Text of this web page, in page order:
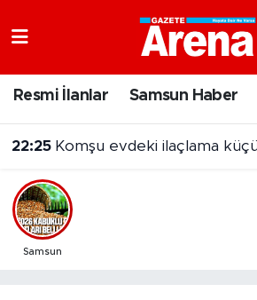
Resmi İlanlar Samsun Haber
22:25 Komşu evdeki ilaçlama küçük
Samsun
Samsun Namaz Vakitleri
Trafik Durumu
Süper Lig Puan Durumu ve